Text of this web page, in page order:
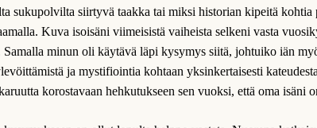
sukupolvilta siirtyvä taakka tai miksi historian kipeitä kohtia
Kuva isoisäni viimeisistä vaiheista selkeni vasta
Samalla minun oli käytävä läpi kysymys siitä, johtuiko iän
ja mystifiointia kohtaan yksinkertaisesti
korostavaan hehkutukseen sen vuoksi, että oma isäni